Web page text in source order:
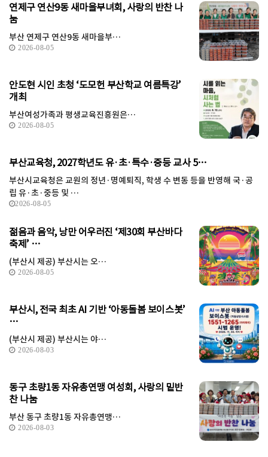
연제구 연산9동 새마을부녀회, 사랑의 반찬 나
눔
부산 연제구 연산9동 새마을부…
2026-08-05
안도현 시인 초청 ‘도모헌 부산학교 여름특강’
개최
부산여성가족과 평생교육진흥원은…
2026-08-05
부산교육청, 2027학년도 유·초·특수·중등 교사 5…
부산시교육청은 교원의 정년·명예퇴직, 학생 수 변동 등을 반영해 국·공
립 유·초·중등 및 …
2026-08-05
젊음과 음악, 낭만 어우러진 ‘제30회 부산바다
축제’ …
(부산시 제공) 부산시는 오…
2026-08-05
부산시, 전국 최초 AI 기반 ‘아동돌봄 보이스봇’
…
(부산시 제공) 부산시는 야…
2026-08-03
동구 초량1동 자유총연맹 여성회, 사랑의 밑반
찬 나눔
부산 동구 초량1동 자유총연맹…
2026-08-03